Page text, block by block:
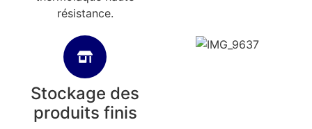
résistance.
Stockage des
produits finis